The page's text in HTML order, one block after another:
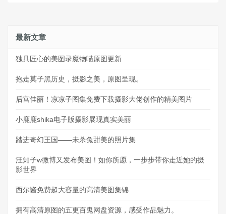
最新文章
独具匠心的美图录魔物喵原图更新
抱走莫子黑历史，摄影之美，原图呈现。
后宫佳丽！凉凉子图集免费下载摄影大佬创作的精美图片
小鹿鹿shika电子版摄影展现真实美丽
踏进奇幻王国——未杀兔甜美的照片集
汪知子w微博又发布美图！如你所愿，一步步带你走近她的摄
影世界
西尔酱免费超大容量的高清美图集锦
拥有高清原图的五更百鬼网盘资源，感受作品魅力。